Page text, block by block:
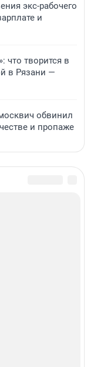
экс-рабочего
и
что творится в
в Рязани —
обвинил
и пропаже